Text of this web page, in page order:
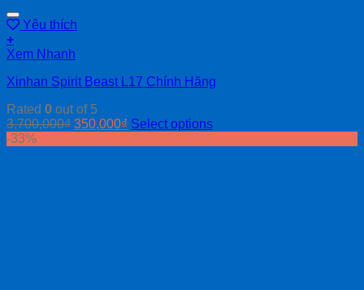
Yêu thích
+
Xem Nhanh
Xinhan Spirit Beast L17 Chính Hãng
Rated 0 out of 5
3,700,000₫ 350,000₫ Select options
-33%